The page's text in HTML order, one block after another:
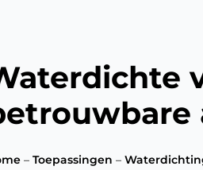
– Toepassingen –